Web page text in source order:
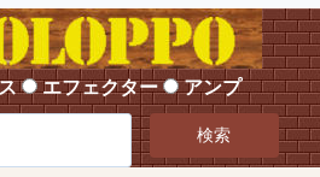
エフェクター アンプ
検索